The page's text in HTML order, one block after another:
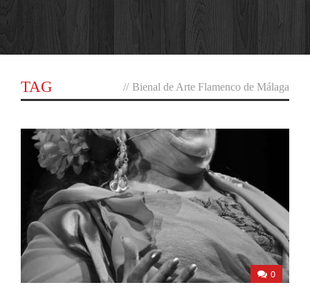
TAG // Bienal de Arte Flamenco de Málaga
0